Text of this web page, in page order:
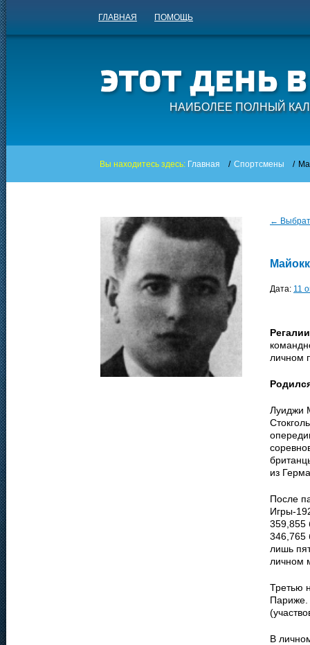
ГЛАВНАЯ ПОМОЩЬ
НАИБОЛЕЕ ПОЛНЫЙ
Вы находитесь здесь: Главная / Спортсмены /
←
Дата: 11
личном
Луиджи
из
После
Игры-
359,855
346,765
лишь
личном
Третью
Париже.
В